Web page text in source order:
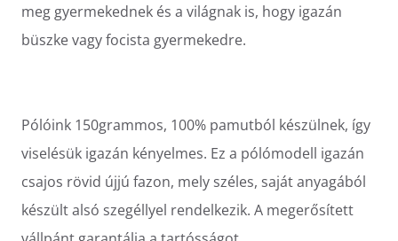
meg gyermekednek és a világnak is, hogy igazán
büszke vagy focista gyermekedre.
Pólóink 150grammos, 100% pamutból készülnek, így
viselésük igazán kényelmes. Ez a pólómodell igazán
csajos rövid újjú fazon, mely széles, saját anyagából
készült alsó szegéllyel rendelkezik. A megerősített